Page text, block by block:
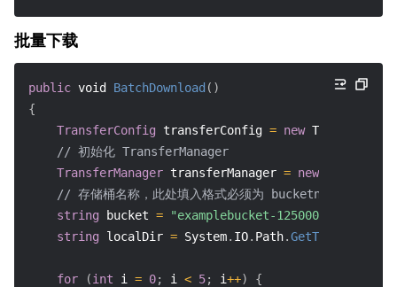
批量下载
public void BatchDownload ( )
{
TransferConfig transferConfig = new
// 初始化 TransferManager
TransferManager transferManager = new
// 存储桶名称，此处填入格式必须为 bucketname-
string bucket = "examplebucket-1250000000"
string localDir = System. IO. Path.GetTempPath
for (int i = 0; i < 5; i++)
{